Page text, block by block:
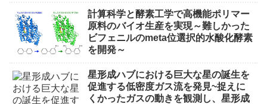
計算科学と酵素工学で高機能ポリマー
原料のバイオ生産を実現～難しかった
ビフェニルのmeta位選択的水酸化酵素
を開発～
星形成ハブにおける巨大な星の誕生を
促進する低密度ガス流を発見~捉えに
くかったガスの動きを観測し、星形成